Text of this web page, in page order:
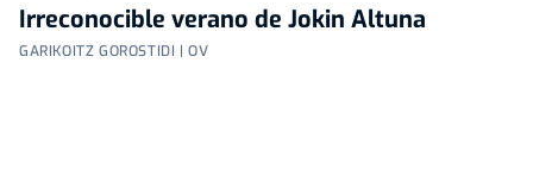
Irreconocible verano de Jokin Altuna
GARIKOITZ GOROSTIDI | OV